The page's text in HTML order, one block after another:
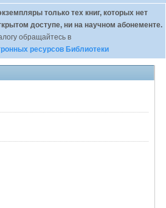
только тех книг, которых нет
доступе, ни на научном абонементе.
обращайтесь в
ресурсов Библиотеки